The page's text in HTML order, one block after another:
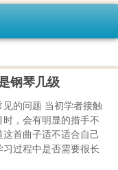
钢琴几级
的问题 当初学者接触
，会有明显的措手不
首曲子适不适合自己
过程中是否需要很长